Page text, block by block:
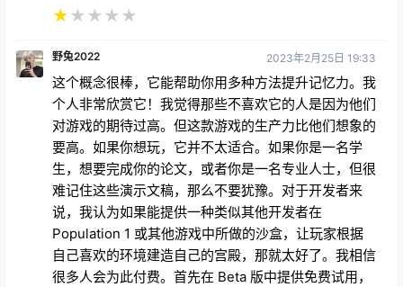
★★ ★ ★ ★
野兔2022 2023年2月25日 19:33
这个概念很棒，它能帮助你用多种方法提升记忆力。我
个人非常欣赏它！我觉得那些不喜欢它的人是因为他们
对游戏的期待过高。但这款游戏的生产力比他们想象的
要高。如果你想玩，它并不太适合。如果你是一名学
生，想要完成你的论文，或者你是一名专业人士，但很
难记住这些演示文稿，那么不要犹豫。对于开发者来
说，我认为如果能提供一种类似其他开发者在
Population 1 或其他游戏中所做的沙盒，让玩家根据
自己喜欢的环境建造自己的宫殿，那就太好了。我相信
很多人会为此付费。首先在 Beta 版中提供免费试用，